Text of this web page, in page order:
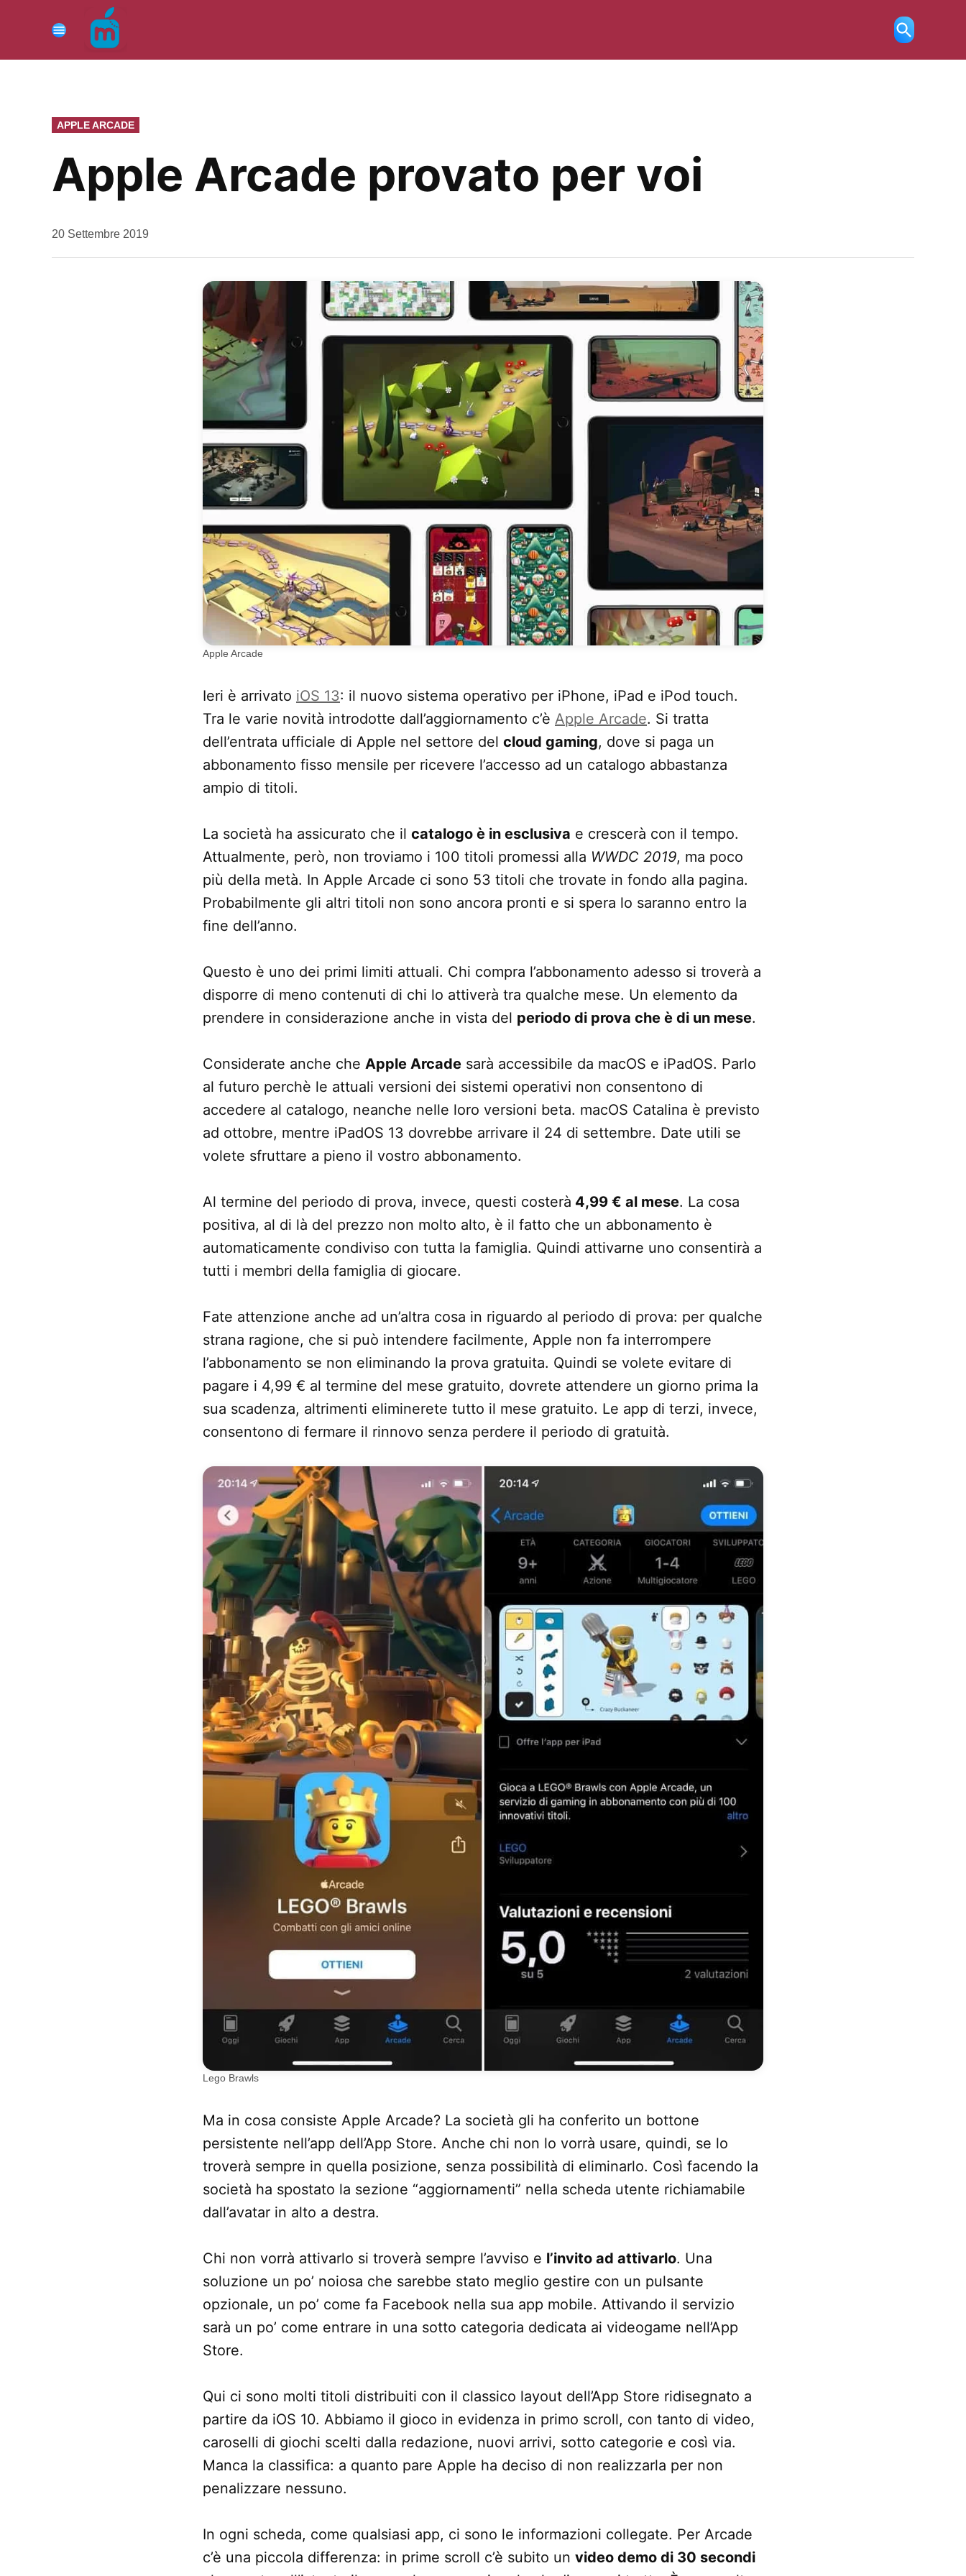
contenuto
Menu
Ricerca
aperta
PUBBLICATO
IN
APPLE ARCADE
Apple Arcade provato per voi
da
20 Settembre 2019
Apple Arcade
Ieri è arrivato iOS 13: il nuovo sistema operativo per iPhone, iPad e iPod touch.
Tra le varie novità introdotte dall’aggiornamento c’è Apple Arcade. Si tratta
dell’entrata ufficiale di Apple nel settore del cloud gaming, dove si paga un
abbonamento fisso mensile per ricevere l’accesso ad un catalogo abbastanza
ampio di titoli.
La società ha assicurato che il catalogo è in esclusiva e crescerà con il tempo.
Attualmente, però, non troviamo i 100 titoli promessi alla WWDC 2019, ma poco
più della metà. In Apple Arcade ci sono 53 titoli che trovate in fondo alla pagina.
Probabilmente gli altri titoli non sono ancora pronti e si spera lo saranno entro la
fine dell’anno.
Questo è uno dei primi limiti attuali. Chi compra l’abbonamento adesso si troverà a
disporre di meno contenuti di chi lo attiverà tra qualche mese. Un elemento da
prendere in considerazione anche in vista del periodo di prova che è di un mese.
Considerate anche che Apple Arcade sarà accessibile da macOS e iPadOS. Parlo
al futuro perchè le attuali versioni dei sistemi operativi non consentono di
accedere al catalogo, neanche nelle loro versioni beta. macOS Catalina è previsto
ad ottobre, mentre iPadOS 13 dovrebbe arrivare il 24 di settembre. Date utili se
volete sfruttare a pieno il vostro abbonamento.
Al termine del periodo di prova, invece, questi costerà 4,99 € al mese. La cosa
positiva, al di là del prezzo non molto alto, è il fatto che un abbonamento è
automaticamente condiviso con tutta la famiglia. Quindi attivarne uno consentirà a
tutti i membri della famiglia di giocare.
Fate attenzione anche ad un’altra cosa in riguardo al periodo di prova: per qualche
strana ragione, che si può intendere facilmente, Apple non fa interrompere
l’abbonamento se non eliminando la prova gratuita. Quindi se volete evitare di
pagare i 4,99 € al termine del mese gratuito, dovrete attendere un giorno prima la
sua scadenza, altrimenti eliminerete tutto il mese gratuito. Le app di terzi, invece,
consentono di fermare il rinnovo senza perdere il periodo di gratuità.
Lego Brawls
Ma in cosa consiste Apple Arcade? La società gli ha conferito un bottone
persistente nell’app dell’App Store. Anche chi non lo vorrà usare, quindi, se lo
troverà sempre in quella posizione, senza possibilità di eliminarlo. Così facendo la
società ha spostato la sezione “aggiornamenti” nella scheda utente richiamabile
dall’avatar in alto a destra.
Chi non vorrà attivarlo si troverà sempre l’avviso e l’invito ad attivarlo. Una
soluzione un po’ noiosa che sarebbe stato meglio gestire con un pulsante
opzionale, un po’ come fa Facebook nella sua app mobile. Attivando il servizio
sarà un po’ come entrare in una sotto categoria dedicata ai videogame nell’App
Store.
Qui ci sono molti titoli distribuiti con il classico layout dell’App Store ridisegnato a
partire da iOS 10. Abbiamo il gioco in evidenza in primo scroll, con tanto di video,
caroselli di giochi scelti dalla redazione, nuovi arrivi, sotto categorie e così via.
Manca la classifica: a quanto pare Apple ha deciso di non realizzarla per non
penalizzare nessuno.
In ogni scheda, come qualsiasi app, ci sono le informazioni collegate. Per Arcade
c’è una piccola differenza: in prime scroll c’è subito un video demo di 30 secondi